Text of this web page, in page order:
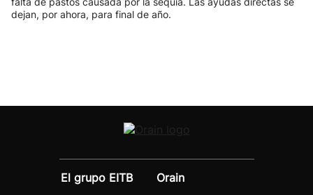
dejan, por ahora, para final de año.
El grupo EITB
Orain